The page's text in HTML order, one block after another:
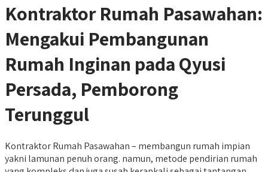
Kontraktor Rumah Pasawahan:
Mengakui Pembangunan
Rumah Inginan pada Qyusi
Persada, Pemborong
Terunggul
Kontraktor Rumah Pasawahan – membangun rumah impian
yakni lamunan penuh orang. namun, metode pendirian rumah